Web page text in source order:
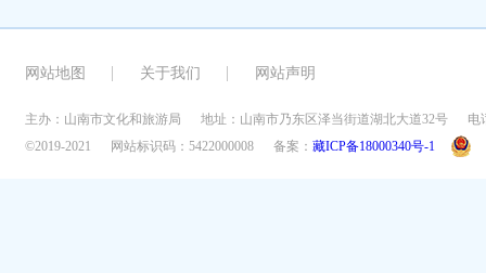
网站地图 关于我们 网站声明
主办：山南市文化和旅游局 地址：山南市乃东区泽当街道湖北大道32号
电
©2019-2021
网站标识码：5422000008 备案： 藏ICP备18000340号-1